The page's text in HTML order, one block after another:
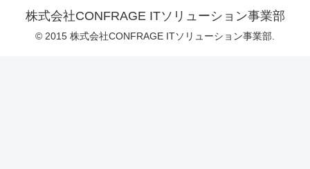
株式会社CONFRAGE ITソリューション事業部
© 2015 株式会社CONFRAGE ITソリューション事業部.